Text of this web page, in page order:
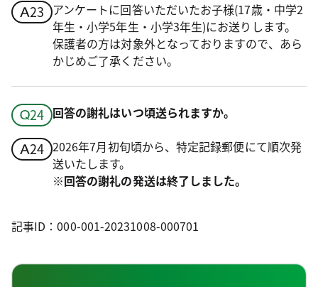
アンケートに回答いただいたお子様(17歳・中学2
年生・小学5年生・小学3年生)にお送りします。
保護者の方は対象外となっておりますので、あら
かじめご了承ください。
回答の謝礼はいつ頃送られますか。
2026年7月初旬頃から、特定記録郵便にて順次発
送いたします。
※回答の謝礼の発送は終了しました。
記事ID：000-001-20231008-000701